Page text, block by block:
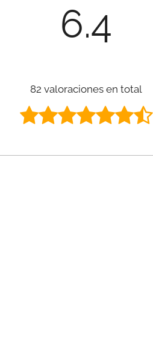
6.4
82 valoraciones en total